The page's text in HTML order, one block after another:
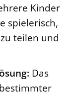
Kinder
spielerisch,
teilen und
Das